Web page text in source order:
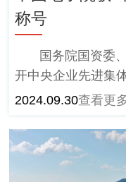
称号
国务院国资委
开中央企业先进集
子院荣获“中央企业
2024.09.30查看更